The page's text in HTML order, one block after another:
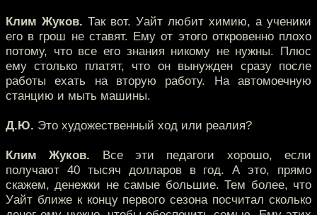
Клим Жуков. Так вот. Уайт любит химию, а ученики
его в грош не ставят. Ему от этого откровенно плохо
потому, что все его знания никому не нужны. Плюс
ему столько платят, что он вынужден сразу после
работы ехать на вторую работу. На автомоечную
станцию и мыть машины.
Д.Ю. Это художественный ход или реалия?
Клим Жуков. Все эти педагоги хорошо, если
получают 40 тысяч долларов в год. А это, прямо
скажем, денежки не самые большие. Тем более, что
Уайт ближе к концу первого сезона посчитал сколько